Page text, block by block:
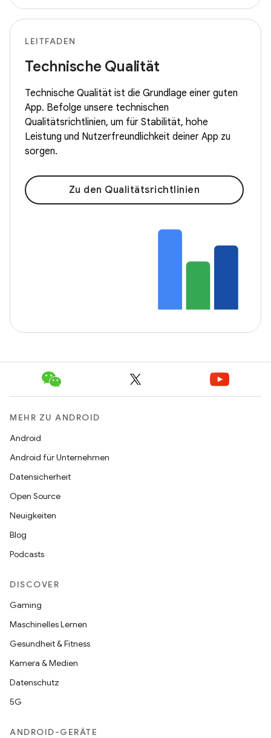
LEITFADEN
Technische Qualität
Technische Qualität ist die Grundlage einer guten
App. Befolge unsere technischen
Qualitätsrichtlinien, um für Stabilität, hohe
Leistung und Nutzerfreundlichkeit deiner App zu
sorgen.
Zu den Qualitätsrichtlinien
MEHR ZU ANDROID
Android
Android für Unternehmen
Datensicherheit
Open Source
Neuigkeiten
Blog
Podcasts
DISCOVER
Gaming
Maschinelles Lernen
Gesundheit & Fitness
Kamera & Medien
Datenschutz
5G
ANDROID-GERÄTE